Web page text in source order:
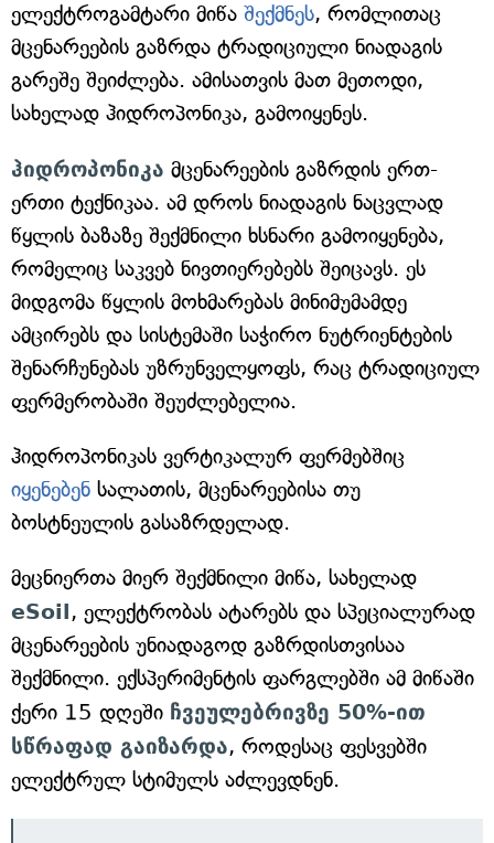
ელექტროგამტარი მიწა შექმნეს, რომლითაც
მცენარეების გაზრდა ტრადიციული ნიადაგის
გარეშე შეიძლება. ამისათვის მათ მეთოდი,
სახელად ჰიდროპონიკა, გამოიყენეს.
ჰიდროპონიკა მცენარეების გაზრდის ერთ-
ერთი ტექნიკაა. ამ დროს ნიადაგის ნაცვლად
წყლის ბაზაზე შექმნილი ხსნარი გამოიყენება,
რომელიც საკვებ ნივთიერებებს შეიცავს. ეს
მიდგომა წყლის მოხმარებას მინიმუმამდე
ამცირებს და სისტემაში საჭირო ნუტრიენტების
შენარჩუნებას უზრუნველყოფს, რაც ტრადიციულ
ფერმერობაში შეუძლებელია.
ჰიდროპონიკას ვერტიკალურ ფერმებშიც
იყენებენ სალათის, მცენარეებისა თუ
ბოსტნეულის გასაზრდელად.
მეცნიერთა მიერ შექმნილი მიწა, სახელად
eSoil, ელექტრობას ატარებს და სპეციალურად
მცენარეების უნიადაგოდ გაზრდისთვისაა
შექმნილი. ექსპერიმენტის ფარგლებში ამ მიწაში
ქერი 15 დღეში ჩვეულებრივზე 50%-ით
სწრაფად გაიზარდა, როდესაც ფესვებში
ელექტრულ სტიმულს აძლევდნენ.